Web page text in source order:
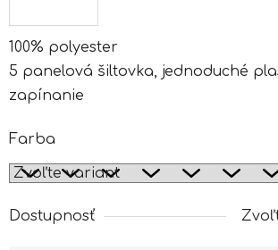
100% polyester
5 panelová šiltovka, jednoduché
zapínanie
Farba
Dostupnosť